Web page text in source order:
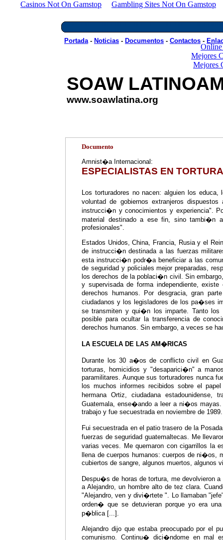
Casinos Not On Gamstop Gambling Sites Not On Gamstop
Documento
Amnist�a Internacional:
ESPECIALISTAS EN TORTURA
Los torturadores no nacen: alguien los
voluntad de gobiernos extranjeros
instrucci�n y conocimientos y experiencia".
material destinado a ese fin, sino tambi�n
profesionales".
Estados Unidos, China, Francia, Rusia y el
de instrucci�n destinada a las fuerzas
esta instrucci�n podr�a beneficiar a las
de seguridad y policiales mejor preparadas,
los derechos de la poblaci�n civil. Sin
y supervisada de forma independiente,
derechos humanos. Por desgracia, gran
ciudadanos y los legisladores de los pa�ses
se transmiten y qui�n los imparte. Tanto los
posible para ocultar la transferencia de
derechos humanos. Sin embargo, a veces se
LA ESCUELA DE LAS AM�RICAS
Durante los 30 a�os de conflicto civil en
torturas, homicidios y "desaparici�n" a
paramilitares. Aunque sus torturadores nunca
los muchos informes recibidos sobre el
hermana Ortiz, ciudadana
Guatemala, ense�ando a leer a ni�os
trabajo y fue secuestrada en noviembre de 1989.
Fui secuestrada en el patio trasero de la
fuerzas de seguridad guatemaltecas. Me
varias veces. Me quemaron con cigarrillos la
llena de cuerpos humanos: cuerpos de ni�os,
cubiertos de sangre, algunos muertos, algunos
Despu�s de horas de tortura, me devolvieron
a Alejandro, un hombre alto de tez clara.
"Alejandro, ven y divi�rtete ". Lo llamaban
orden� que se detuvieran porque yo era
p�blica [...].
Alejandro dijo que estaba preocupado por el
comunismo. Continu� dici�ndome en mal
Portada Noticias Art�culos Documentos
SOAW
www.soawlatina.org
Portada- Noticias - Documentos - Contactos -
Mejores
Mejores